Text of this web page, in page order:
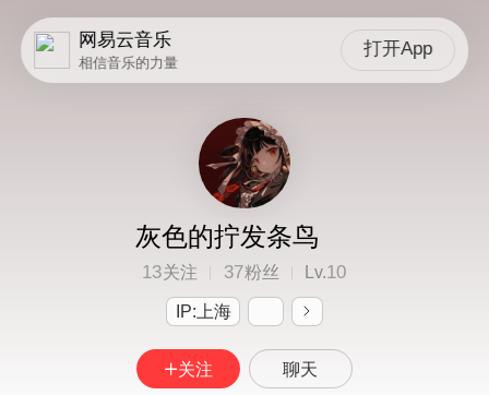
网易云音乐
相信音乐的力量
打开App
灰色的拧发条鸟
13关注 37粉丝 Lv.10
IP:上海
关注 聊天